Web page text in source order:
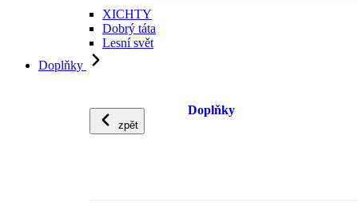
XICHTY
Dobrý táta
Lesní svět
Doplňky
zpět
Doplňky